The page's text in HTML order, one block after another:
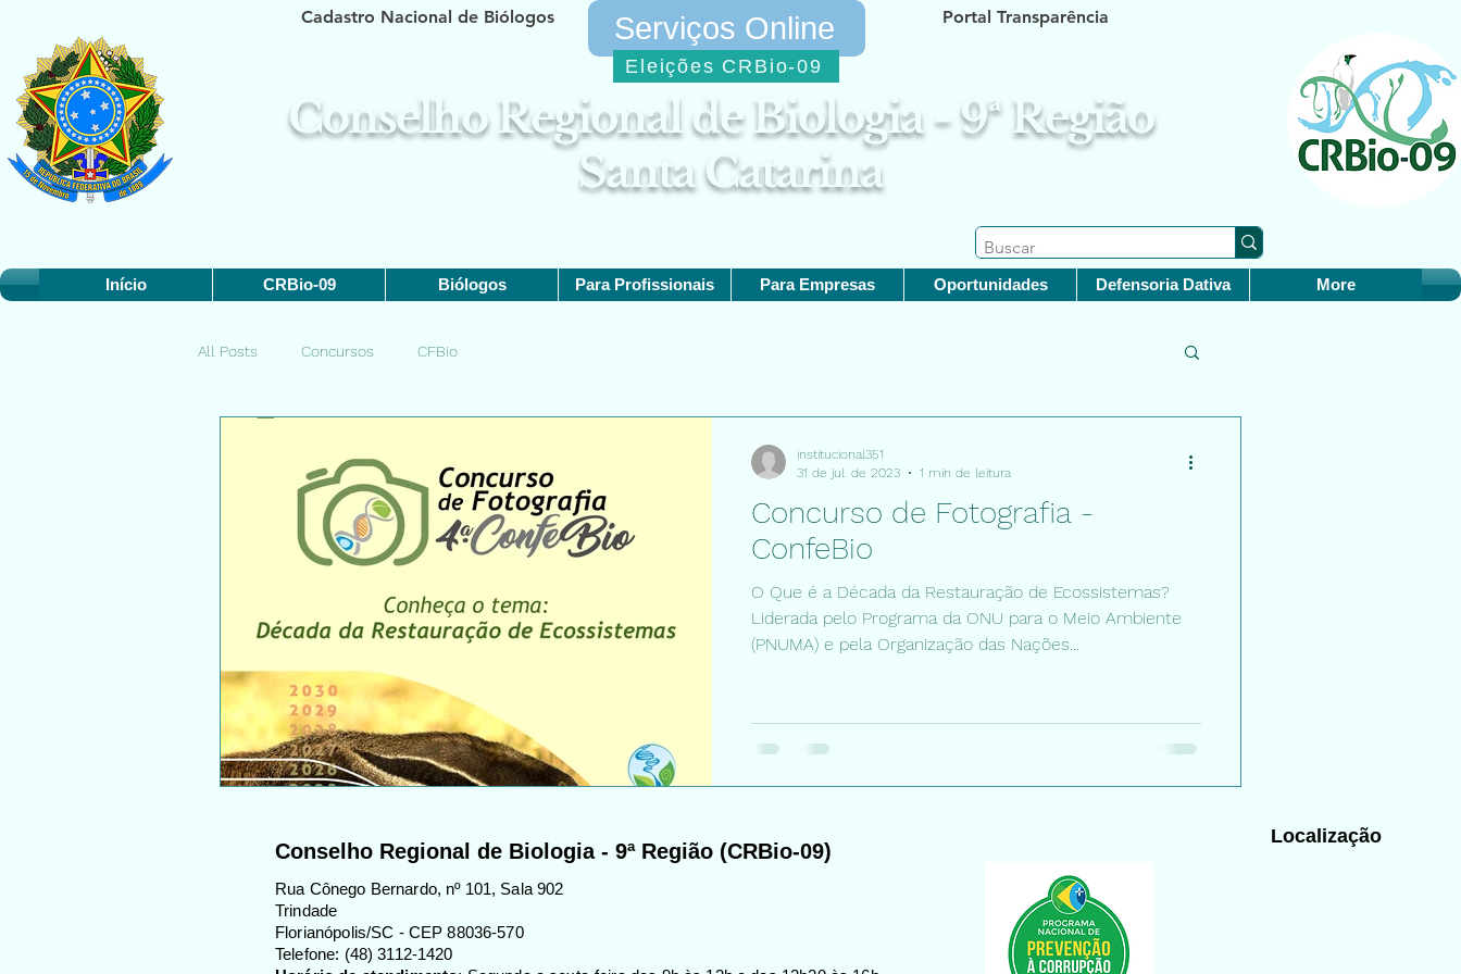
Cadastro Nacional de Biólogos Serviços Online Portal Transparência
Conselho Regional de Biologia - 9ª Região
Santa Catarina
Eleições CRBio-09
Início CRBio-09 Biólogos Para Profissionais Para Empresas Oportunidades Defensoria Dativa More
All Posts Concursos CFBio
Concurso de Fotografia -
ConfeBio
O Que é a Década da Restauração de Ecossistemas?
Liderada pelo Programa da ONU para o Meio Ambiente
(PNUMA) e pela Organização das Nações...
institucional351
31 de jul. de 2023
1 min de leitura
Conselho Regional de Biologia - 9ª Região (CRBio-09)
Rua Cônego Bernardo, nº 101, Sala 902
Trindade
Florianópolis/SC - CEP 88036-570
Telefone: (48) 3112-1420
Localização